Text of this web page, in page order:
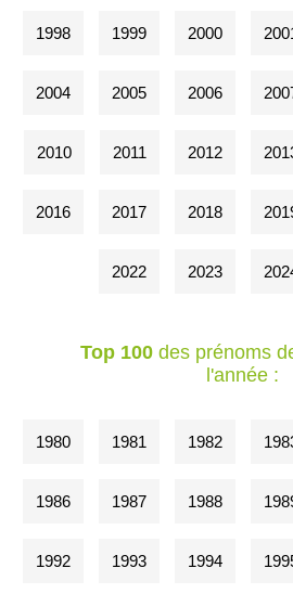
1998 1999 2000
2004 2005 2006
2010 2011 2012
2016 2017 2018
2022 2023
Top 100des prénoms
l'année :
1980 1981 1982
1986 1987 1988
1992 1993 1994